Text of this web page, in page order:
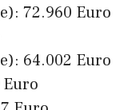
72.960 Euro
64.002 Euro
Euro